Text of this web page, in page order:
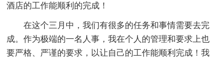
酒店的工作能顺利的完成！
在这个三月中，我们有很多的任务和事情需要去完
成。作为极端的一名人事，我在个人的管理和要求上也
要严格、严谨的要求，以让自己的工作能顺利完成！我